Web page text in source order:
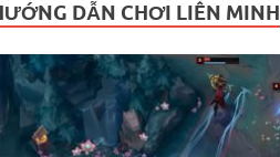
DẪN CHƠI LIÊN MINH